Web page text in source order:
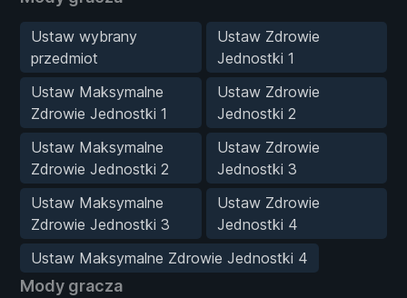
Ustaw wybrany
przedmiot
Ustaw Zdrowie
Jednostki 1
Ustaw Maksymalne
Zdrowie Jednostki 1
Ustaw Zdrowie
Jednostki 2
Ustaw Maksymalne
Zdrowie Jednostki 2
Ustaw Zdrowie
Jednostki 3
Ustaw Maksymalne
Zdrowie Jednostki 3
Ustaw Zdrowie
Jednostki 4
Ustaw Maksymalne Zdrowie Jednostki 4
Mody gracza